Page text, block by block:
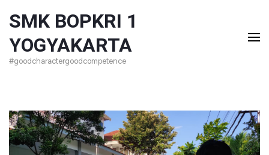
ke
konten
SMK BOPKRI 1
YOGYAKARTA
#goodcharactergoodcompetence